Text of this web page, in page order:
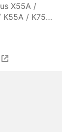
X55A /
/ K75VJ
K45 -